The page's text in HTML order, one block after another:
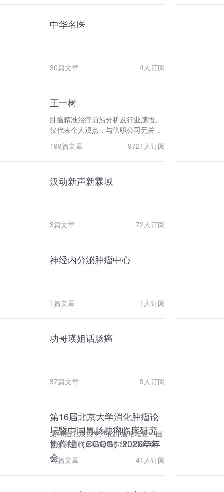
SCI论文50多篇。
内科医生、放疗医生、介入影像医生
内外肿瘤治疗的研究进展和诊治规
在临床实践中已得到国内同行和病人
的认可及称赞。2008年，根据中国生
物医学工程学会的指示，我科学科带
头人毕锋教授首先创建了中国的肿瘤
分子靶向治疗委员会,主办《肿瘤分子
靶向治疗时讯》等杂志。毕锋教授连
级领军人物。 我科是国家指定的抗肿
验，多次领导全国多中心的新药临床
钠等），使我科住院病人完全可能获
得与欧美发达国家一致的最新的抗肿
相结合；（2）与国际同步的肿瘤分
子靶向治疗；（3）强大的放射治疗
药物临床实验基地；（6）多学科诊
大科研项目以及多项国家自然科学基
为我科的实验研究基地。研究室具有
国际一流的实验设备，拥有分子生物
学实验室、信号分子实验室、细胞培
养室、免疫组化室、电泳分析室、消
毒供应室和学术会议室等功能单元。
同时还与其他研究室共享动物实验中
追踪每一个关键信息，助力抗癌之
中华名医
4人订阅
30篇文章
王一树
肿瘤精准治疗前沿分析及行业感悟。
仅代表个人观点，与供职公司无关，
与商业利益无关。
9721人订阅
199篇文章
汉动新声新霖域
72人订阅
3篇文章
神经内分泌肿瘤中心
1人订阅
1篇文章
功哥瑛姐话肠癌
3人订阅
37篇文章
第16届北京大学消化肿瘤论
坛暨中国胃肠肿瘤临床研究
协作组（CGOG）2026年年
会
第16届北京大学消化肿瘤论坛暨中国
胃肠肿瘤临床研究协作组（CGOG）
2026年年会
41人订阅
10篇文章